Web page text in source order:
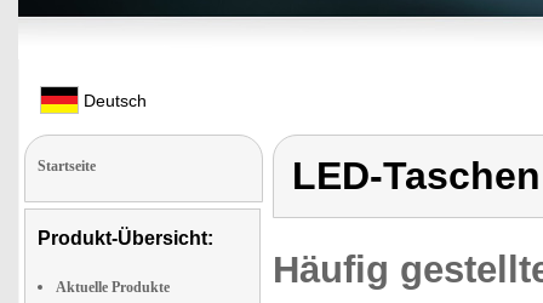
Deutsch
Startseite
Produkt-Übersicht:
Aktuelle Produkte
LED-
Häufig